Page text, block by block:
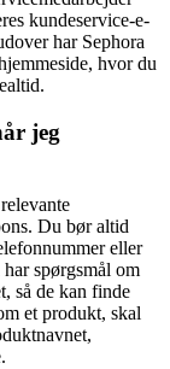
kundeservice-e-
har Sephora
hvor du
jeg
Du bør altid
eller
spørgsmål om
så de kan finde
et produkt, skal